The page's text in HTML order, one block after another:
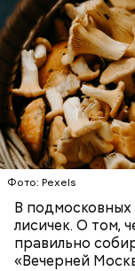
Фото: Pexels
В подмосковных
лисичек. О том,
правильно
«Вечерней
разрушать яйца
Использование
среди
программ, —
ЗДОРОВЬЕ
При встрече с
паниковать,
— Первые двое
Каждые два
Время от
есть работа. Ее